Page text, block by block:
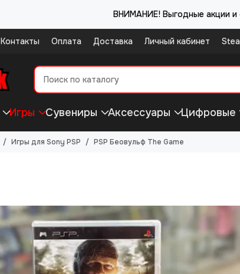
ВНИМАНИЕ! Выгодные акции и
Контакты Оплата Доставка Личный кабинет
Игры Сувениры Аксессуары Цифровые
Игры для Sony PSP PSP Беовульф The Game